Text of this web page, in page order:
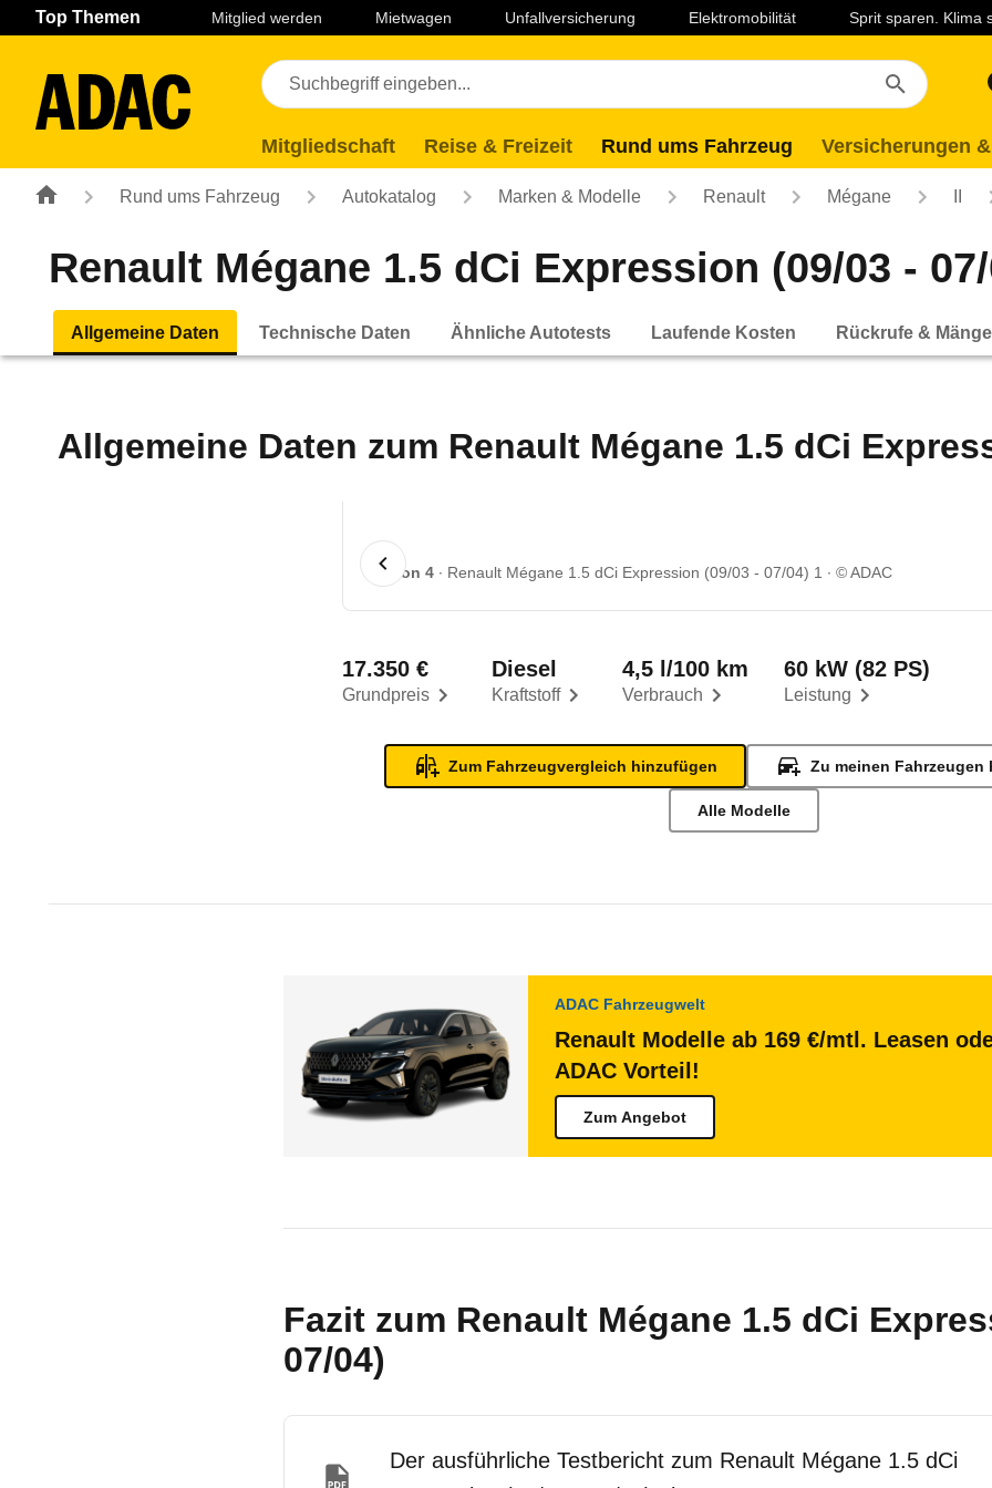
Navigation Seiteninhalt Fußzeile
Top Themen Mitglied werden Mietwagen Unfallversicherung Elektromobilität Sprit sparen. Klima
Mitgliedschaft Reise & Freizeit Rund ums Fahrzeug Versicherungen
Rund ums Fahrzeug Autokatalog Marken & Modelle Renault Mégane
Renault Mégane 1.5 dCi Expression (09/03 -
Allgemeine Daten Technische Daten Ähnliche Autotests Laufende Kosten Rückrufe & Mängel
Allgemeine Daten zum Renault Mégane 1.5 dCi
1 von 4 Renault Mégane 1.5 dCi Expression (09/03 - 07/04) 1 © ADAC
Grundpreis
17.350 €
Kraftstoff
Diesel
Verbrauch
4,5 l/100 km
Leistung
60 kW (82 PS)
Zum Fahrzeugvergleich hinzufügen Zu meinen Fahrzeugen
Alle Modelle
ADAC Fahrzeugwelt
Renault Modelle ab 169 €/mtl. Leasen
ADAC Vorteil!
Zum Angebot
Fazit zum Renault Mégane 1.5 dCi
07/04)
Der ausführliche Testbericht zum Renault Mégane 1.5 dCi